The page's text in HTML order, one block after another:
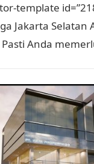
template
Jakarta
Pasti Anda